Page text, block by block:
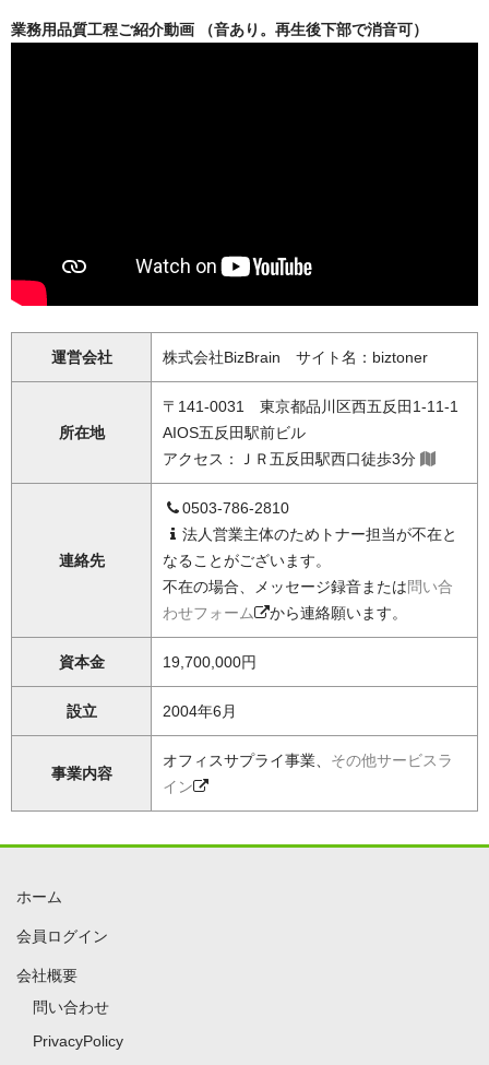
業務用品質工程ご紹介動画 （音あり。再生後下部で消音可）
運営会社 株式会社BizBrain サイト名：biztoner
所在地
〒141-0031 東京都品川区西五反田1-11-1
AIOS五反田駅前ビル
アクセス：ＪＲ五反田駅西口徒歩3分
連絡先
0503-786-2810
法人営業主体のためトナー担当が不在と
なることがございます。
不在の場合、メッセージ録音または問い合
わせフォーム
から連絡願います。
資本金 19,700,000円
設立 2004年6月
事業内容
オフィスサプライ事業、 その他サービスラ
イン
ホーム
会員ログイン
会社概要
問い合わせ
PrivacyPolicy